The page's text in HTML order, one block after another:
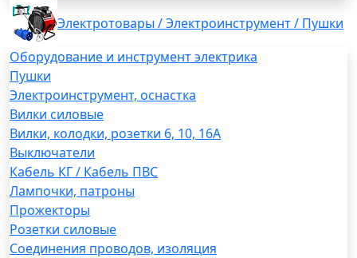
Электротовары / Электроинструмент / Пушки
Оборудование и инструмент электрика
Пушки
Электроинструмент, оснастка
Вилки силовые
Вилки, колодки, розетки 6, 10, 16А
Выключатели
Кабель КГ / Кабель ПВС
Лампочки, патроны
Прожекторы
Розетки силовые
Соединения проводов, изоляция